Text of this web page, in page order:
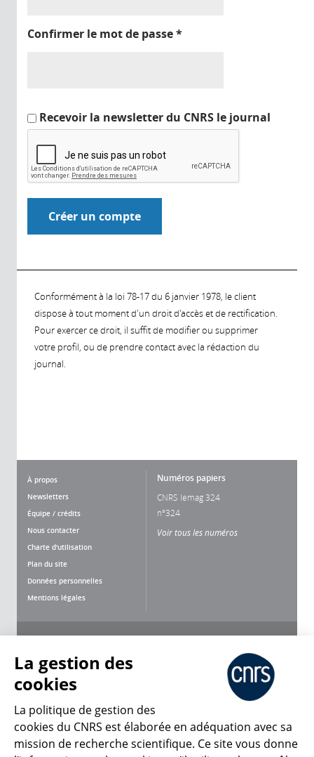
Confirmer le mot de passe*
Recevoir la newsletter du CNRS le journal
Conformément à la loi 78-17 du 6 janvier 1978, le client
dispose à tout moment d'un droit d'accès et de rectification.
Pour exercer ce droit, il suffit de modifier ou supprimer
votre profil, ou de prendre contact avec la rédaction du
journal.
À propos
Newsletters
Équipe / crédits
Nous contacter
Charte d'utilisation
Plan du site
Données personnelles
Mentions légales
Numéros papiers
CNRS lemag 324
n°324
Voir tous les numéros
CNRS Le Mag
La gestion des
cookies
La politique de gestion des
cookies du CNRS est élaborée en adéquation avec sa
mission de recherche scientifique. Ce site vous donne